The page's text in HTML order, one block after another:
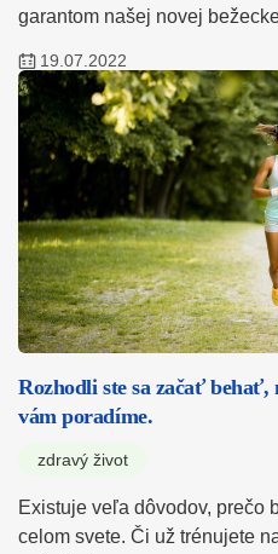
garantom našej novej
19.07.2022
Rozhodli ste sa začať behať,
vám poradíme.
zdravý život
Existuje veľa dôvodov, prečo
celom svete. Či už trénujete